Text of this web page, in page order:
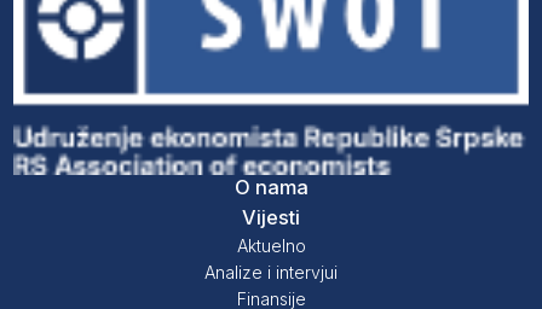
O nama
Vijesti
Aktuelno
Analize i intervjui
Finansije